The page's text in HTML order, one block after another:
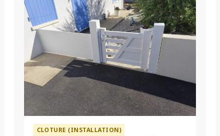
CLOTURE (INSTALLATION)